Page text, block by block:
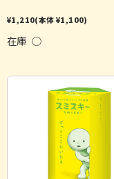
¥1,210(本体 ¥1,100)
在庫 ○